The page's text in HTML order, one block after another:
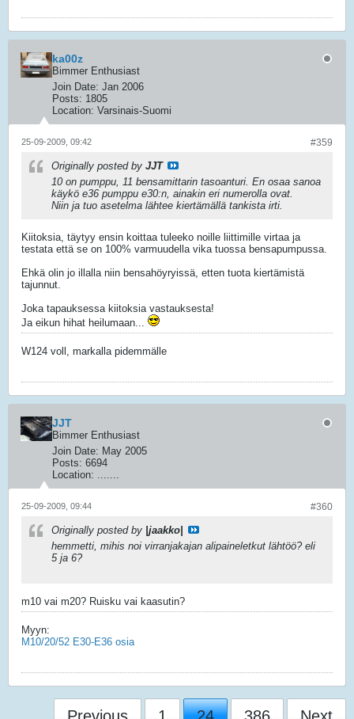
ka00z
Bimmer Enthusiast
Join Date: Jan 2006
Posts: 1805
Location: Varsinais-Suomi
#359
25-09-2009, 09:42
Originally posted by JJT
10 on pumppu, 11 bensamittarin tasoanturi. En osaa sanoa
käykö e36 pumppu e30:n, ainakin eri numerolla ovat.
Niin ja tuo asetelma lähtee kiertämällä tankista irti.
Kiitoksia, täytyy ensin koittaa tuleeko noille liittimille virtaa ja
testata että se on 100% varmuudella vika tuossa bensapumpussa.
Ehkä olin jo illalla niin bensahöyryissä, etten tuota kiertämistä
tajunnut.
Joka tapauksessa kiitoksia vastauksesta!
Ja eikun hihat heilumaan...
W124 voll, markalla pidemmälle
JJT
Bimmer Enthusiast
Join Date: May 2005
Posts: 6694
Location: .......
#360
25-09-2009, 09:44
Originally posted by |jaakko|
hemmetti, mihis noi virranjakajan alipaineletkut lähtöö? eli
5 ja 6?
m10 vai m20? Ruisku vai kaasutin?
Myyn:
M10/20/52 E30-E36 osia